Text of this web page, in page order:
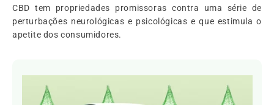
CBD tem propriedades promissoras contra uma série de
perturbações neurológicas e psicológicas e que estimula o
apetite dos consumidores.